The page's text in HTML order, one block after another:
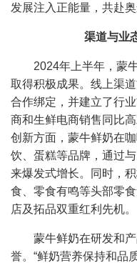
发展注入正能量，共赴奥
渠道与业
2024年上半年，蒙
取得积极成果。线上渠
合作绑定，并建立了行
商和生鲜电商销售同比
创新方面，蒙牛鲜奶在
饮、蛋糕等品牌，通过
来爆发式增长。同时，
食、零食有鸣等头部零
店及拓品双重红利先机。
蒙牛鲜奶在研发和
誉。“鲜奶营养保持和品